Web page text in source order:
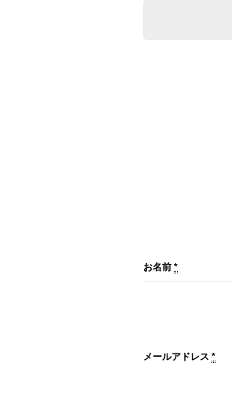
お名前 *
メールアドレス *